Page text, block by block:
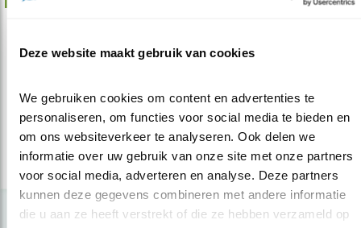
Deze website maakt gebruik van cookies
We gebruiken cookies om content en advertenties te
personaliseren, om functies voor social media te bieden en
om ons websiteverkeer te analyseren. Ook delen we
informatie over uw gebruik van onze site met onze partners
voor social media, adverteren en analyse. Deze partners
kunnen deze gegevens combineren met andere informatie
die u aan ze heeft verstrekt of die ze hebben verzameld op
Nachtzwaluw in de lift
10.10.17Nachtzwaluwen zijn weer helemaal terug op de
grote heidegebieden van Nederl..
lees meer